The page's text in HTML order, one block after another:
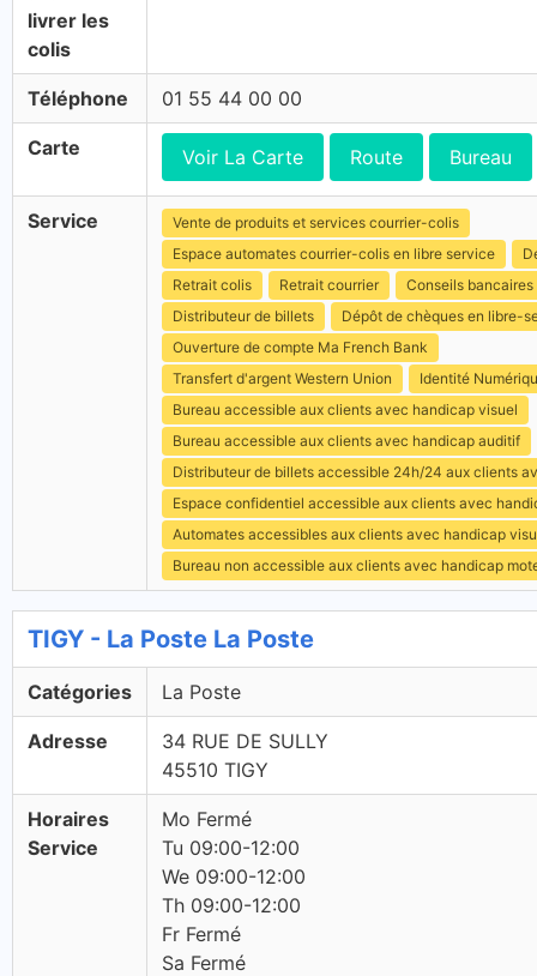
livrer les
colis
Téléphone 01 55 44 00 00
Carte Voir La Carte Route Bureau
Service
Vente de produits et services courrier-colis
Espace automates courrier-colis en libre service
Retrait colis
Retrait courrier
Conseils bancaires
Distributeur de billets
Dépôt de chèques en libre-
Ouverture de compte Ma French Bank
Transfert d'argent Western Union
Identité
Bureau accessible aux clients avec handicap visuel
Bureau accessible aux clients avec handicap auditif
Distributeur de billets accessible 24h/24 aux clients
Espace confidentiel accessible aux clients avec
Automates accessibles aux clients avec handicap
Bureau non accessible aux clients avec handicap
TIGY - La Poste La Poste
Catégories La Poste
Adresse
34 RUE DE SULLY
45510 TIGY
Horaires
Service
Mo Fermé
Tu 09:00-12:00
We 09:00-12:00
Th 09:00-12:00
Fr Fermé
Sa Fermé